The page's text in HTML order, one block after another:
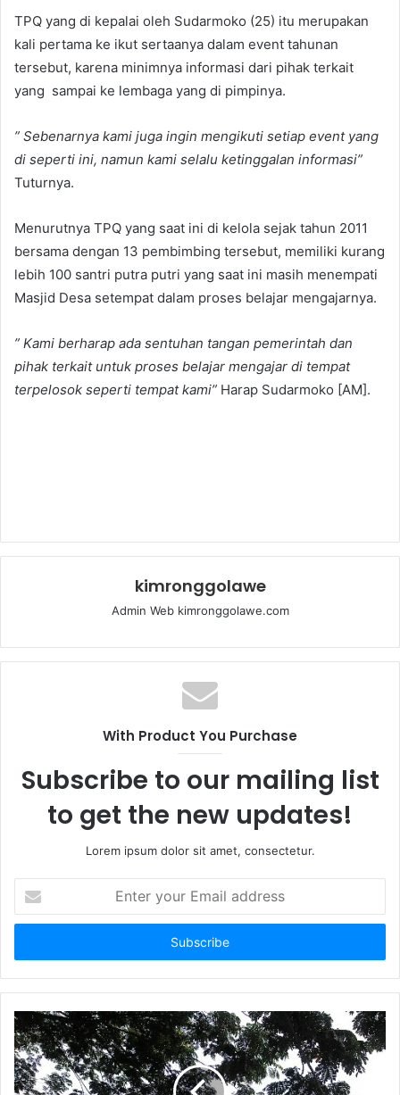
TPQ yang di kepalai oleh Sudarmoko (25) itu merupakan
kali pertama ke ikut sertaanya dalam event tahunan
tersebut, karena minimnya informasi dari pihak terkait
yang sampai ke lembaga yang di pimpinya.
” Sebenarnya kami juga ingin mengikuti setiap event yang
di seperti ini, namun kami selalu ketinggalan informasi”
Tuturnya.
Menurutnya TPQ yang saat ini di kelola sejak tahun 2011
bersama dengan 13 pembimbing tersebut, memiliki kurang
lebih 100 santri putra putri yang saat ini masih menempati
Masjid Desa setempat dalam proses belajar mengajarnya.
” Kami berharap ada sentuhan tangan pemerintah dan
pihak terkait untuk proses belajar mengajar di tempat
terpelosok seperti tempat kami” Harap Sudarmoko [AM].
kimronggolawe
Admin Web kimronggolawe.com
With Product You Purchase
Subscribe to our mailing list
to get the new updates!
Lorem ipsum dolor sit amet, consectetur.
t
r
y
u
r
E
m